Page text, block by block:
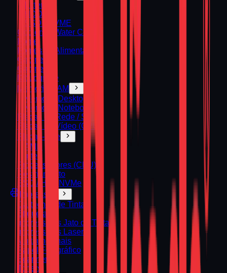
Externo
HDD
SSD / NVME
Coolers e Water Cooler
Fonte
Fontes de Alimentação
Gabinete
Gabinetes
Kit upgrade
Memória RAM
Memoria Desktop
Memoria Notebook
Placas de Rede / Som
Placas de Vídeo (GPU)
Placas‑Mãe
AMD
Intel
Processadores (CPU)
Resfriamento
SSD / HD / NVMe
Impressão
Cartuchos de Tinta
Etiquetas
Impressoras Jato de Tinta
Impressoras Laser
Multifuncionais
Papel Fotográfico
Scanners
Toners